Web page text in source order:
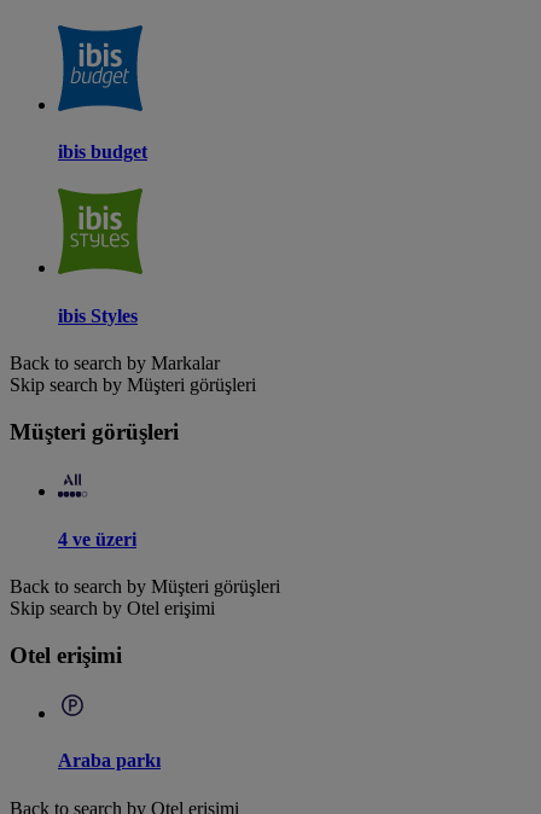
ibis budget
ibis Styles
Back to search by Markalar
Skip search by Müşteri görüşleri
Müşteri görüşleri
4 ve üzeri
Back to search by Müşteri görüşleri
Skip search by Otel erişimi
Otel erişimi
Araba parkı
Back to search by Otel erişimi